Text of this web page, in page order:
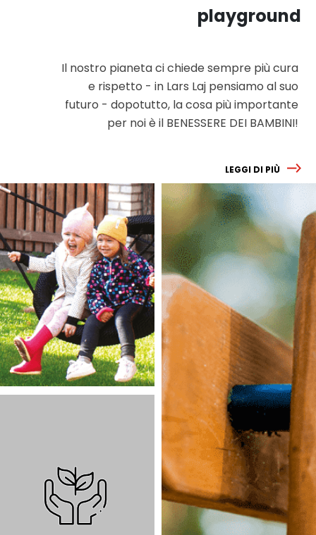
playground
Il nostro pianeta ci chiede sempre più cura
e rispetto - in Lars Laj pensiamo al suo
futuro - dopotutto, la cosa più importante
per noi è il BENESSERE DEI BAMBINI!
LEGGI DI PIÙ